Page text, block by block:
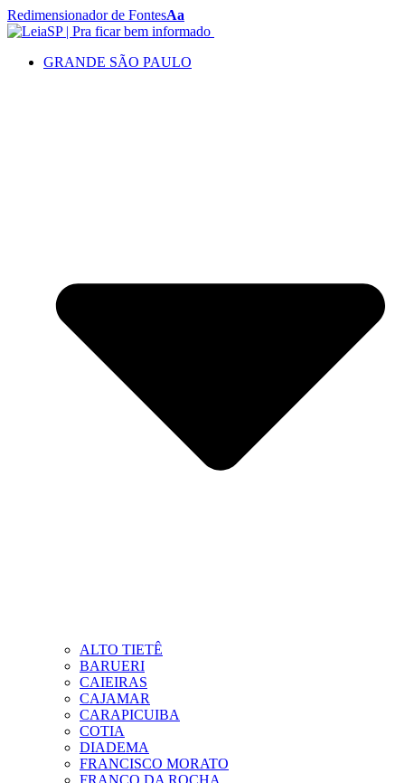
Redimensionador de FontesAa
GRANDE SÃO PAULO
ALTO TIETÊ
BARUERI
CAIEIRAS
CAJAMAR
CARAPICUIBA
COTIA
DIADEMA
FRANCISCO MORATO